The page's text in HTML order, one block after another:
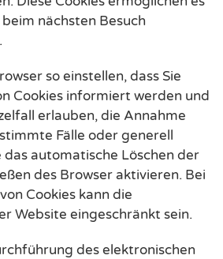
nächsten Besuch
so einstellen, dass Sie
Cookies informiert werden und
erlauben, die Annahme
Fälle oder generell
das automatische Löschen der
des Browser aktivieren. Bei
Cookies kann die
Website eingeschränkt sein.
des elektronischen